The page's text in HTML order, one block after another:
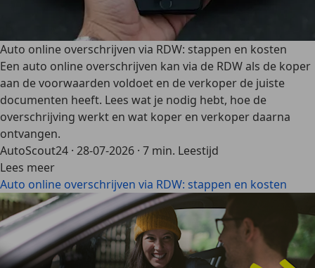
Auto online overschrijven via RDW: stappen en kosten
Een auto online overschrijven kan via de RDW als de koper
aan de voorwaarden voldoet en de verkoper de juiste
documenten heeft. Lees wat je nodig hebt, hoe de
overschrijving werkt en wat koper en verkoper daarna
ontvangen.
AutoScout24 · 28-07-2026 · 7 min. Leestijd
Lees meer
Auto online overschrijven via RDW: stappen en kosten